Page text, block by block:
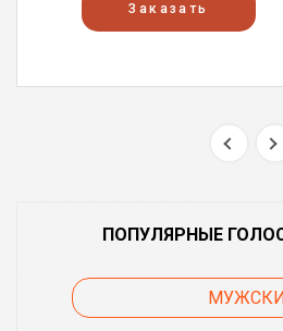
Заказать
ПОПУЛЯРНЫЕ